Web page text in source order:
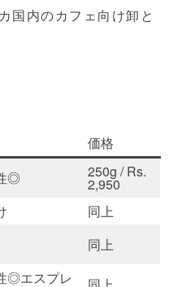
国内のカフェ向け卸と
価格
◎ 250g / Rs.
2,950
同上
同上
◎エスプレ